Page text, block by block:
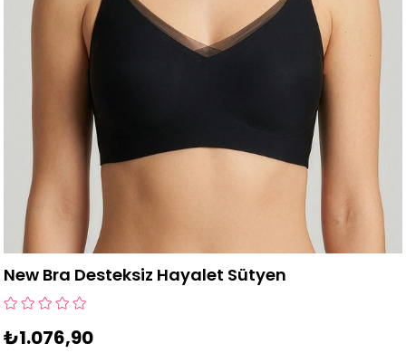
New Bra Desteksiz Hayalet Sütyen
₺1.076,90